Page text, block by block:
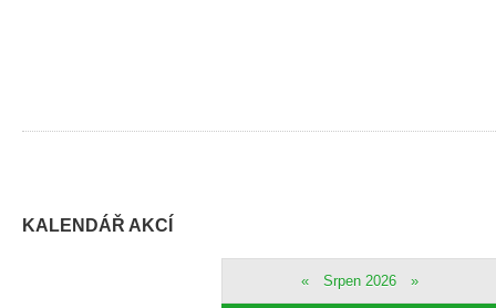
KALENDÁŘ AKCÍ
« Srpen 2026 »